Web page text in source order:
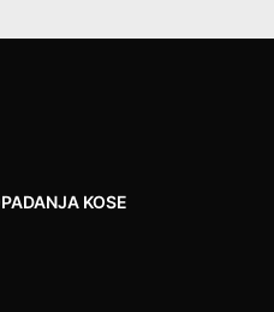
KOSE